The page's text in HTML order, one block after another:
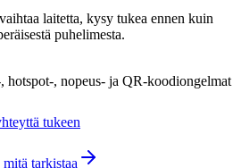
laitetta, kysy tukea ennen kuin
puhelimesta.
, nopeus- ja QR-koodiongelmat
tukeen
tarkistaa